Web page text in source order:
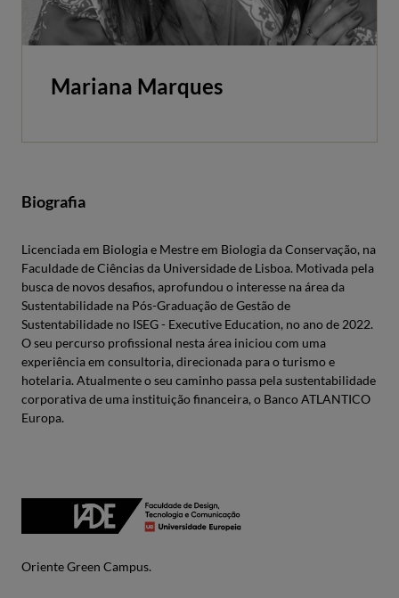
Mariana Marques
Biografia
Licenciada em Biologia e Mestre em Biologia da Conservação, na
Faculdade de Ciências da Universidade de Lisboa. Motivada pela
busca de novos desafios, aprofundou o interesse na área da
Sustentabilidade na Pós-Graduação de Gestão de
Sustentabilidade no ISEG - Executive Education, no ano de 2022.
O seu percurso profissional nesta área iniciou com uma
experiência em consultoria, direcionada para o turismo e
hotelaria. Atualmente o seu caminho passa pela sustentabilidade
corporativa de uma instituição financeira, o Banco ATLANTICO
Europa.
Oriente Green Campus.